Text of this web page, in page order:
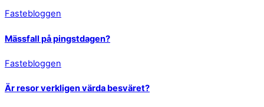
Fastebloggen
Mässfall på pingstdagen?
Fastebloggen
Är resor verkligen värda besväret?